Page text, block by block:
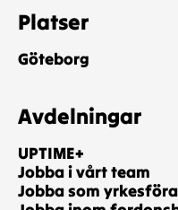
Platser
Göteborg
Avdelningar
UPTIME+
Jobba i vårt team
Jobba som